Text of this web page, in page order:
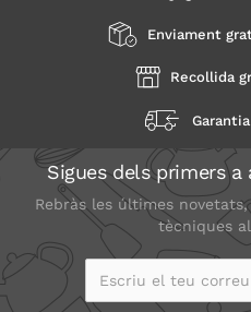
Enviament
Recollida
Sigues dels primers
Rebràs les últimes
tècniques
Escriu el teu